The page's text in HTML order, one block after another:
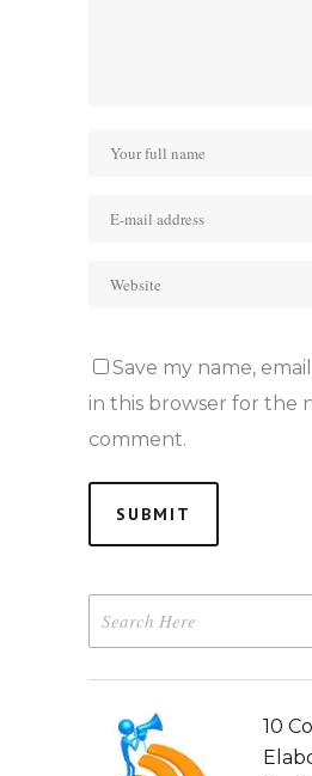
Save my name,
in this browser for the
comment.
10